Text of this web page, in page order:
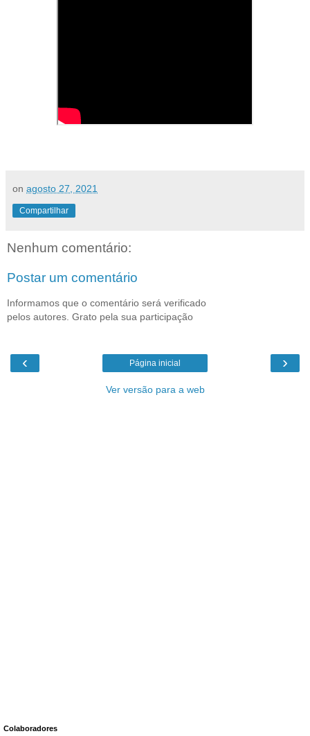
on agosto 27, 2021
Compartilhar
Nenhum comentário:
Postar um comentário
Informamos que o comentário será verificado
pelos autores. Grato pela sua participação
‹ ›
Página inicial
Ver versão para a web
Colaboradores